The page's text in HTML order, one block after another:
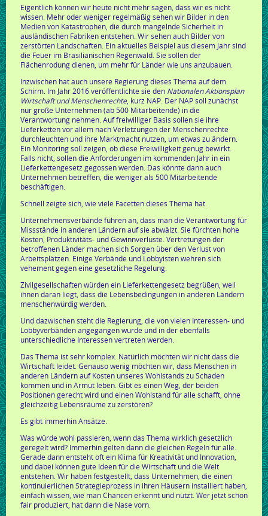
Eigentlich können wir heute nicht mehr sagen, dass wir es nicht
wissen. Mehr oder weniger regelmäßig sehen wir Bilder in den
Medien von Katastrophen, die durch mangelnde Sicherheit in
ausländischen Fabriken entstehen. Wir sehen auch Bilder von
zerstörten Landschaften. Ein aktuelles Beispiel aus diesem Jahr sind
die Feuer im Brasilianischen Regenwald. Sie sollen der
Flächenrodung dienen, um mehr für Länder wie uns anzubauen.
Inzwischen hat auch unsere Regierung dieses Thema auf dem
Schirm. Im Jahr 2016 veröffentlichte sie den Nationalen Aktionsplan
Wirtschaft und Menschenrechte, kurz NAP. Der NAP soll zunächst
nur große Unternehmen (ab 500 Mitarbeitende) in die
Verantwortung nehmen. Auf freiwilliger Basis sollen sie ihre
Lieferketten vor allem nach Verletzungen der Menschenrechte
durchleuchten und ihre Marktmacht nutzen, um etwas zu ändern.
Ein Monitoring soll zeigen, ob diese Freiwilligkeit genug bewirkt.
Falls nicht, sollen die Anforderungen im kommenden Jahr in ein
Lieferkettengesetz gegossen werden. Das könnte dann auch
Unternehmen betreffen, die weniger als 500 Mitarbeitende
beschäftigen.
Schnell zeigte sich, wie viele Facetten dieses Thema hat.
Unternehmensverbände führen an, dass man die Verantwortung für
Missstände in anderen Ländern auf sie abwälzt. Sie fürchten hohe
Kosten, Produktivitäts- und Gewinnverluste. Vertretungen der
betroffenen Länder machen sich Sorgen über den Verlust von
Arbeitsplätzen. Einige Verbände und Lobbyisten wehren sich
vehement gegen eine gesetzliche Regelung.
Zivilgesellschaften würden ein Lieferkettengesetz begrüßen, weil
ihnen daran liegt, dass die Lebensbedingungen in anderen Ländern
menschenwürdig werden.
Und dazwischen steht die Regierung, die von vielen Interessen- und
Lobbyverbänden angegangen wurde und in der ebenfalls
unterschiedliche Interessen vertreten werden.
Das Thema ist sehr komplex. Natürlich möchten wir nicht dass die
Wirtschaft leidet. Genauso wenig möchten wir, dass Menschen in
anderen Ländern auf Kosten unseres Wohlstands zu Schaden
kommen und in Armut leben. Gibt es einen Weg, der beiden
Positionen gerecht wird und einen Wohlstand für alle schafft, ohne
gleichzeitig Lebensräume zu zerstören?
Es gibt immerhin Ansätze.
Was würde wohl passieren, wenn das Thema wirklich gesetzlich
geregelt wird? Immerhin gelten dann die gleichen Regeln für alle.
Gerade dann entsteht oft ein Klima für Kreativität und Innovation,
und dabei können gute Ideen für die Wirtschaft und die Welt
entstehen. Wir haben festgestellt, dass Unternehmen, die einen
kontinuierlichen Strategieprozess in ihren Häusern installiert haben,
einfach wissen, wie man Chancen erkennt und nutzt. Wer jetzt schon
fair produziert, hat dann die Nase vorn.